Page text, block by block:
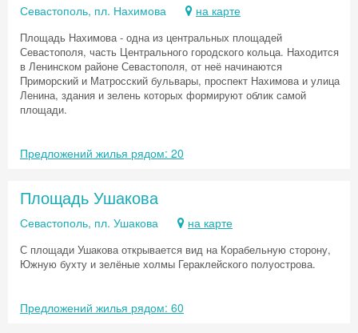
Севастополь, пл. Нахимова на карте
Площадь Нахимова - одна из центральных площадей
Севастополя, часть Центрального городского кольца. Находится
в Ленинском районе Севастополя, от неё начинаются
Приморский и Матросский бульвары, проспект Нахимова и улица
Ленина, здания и зелень которых формируют облик самой
площади.
Предложений жилья рядом: 20
Площадь Ушакова
Севастополь, пл. Ушакова на карте
С площади Ушакова открывается вид на Корабельную сторону,
Южную бухту и зелёные холмы Гераклейского полуострова.
Предложений жилья рядом: 60